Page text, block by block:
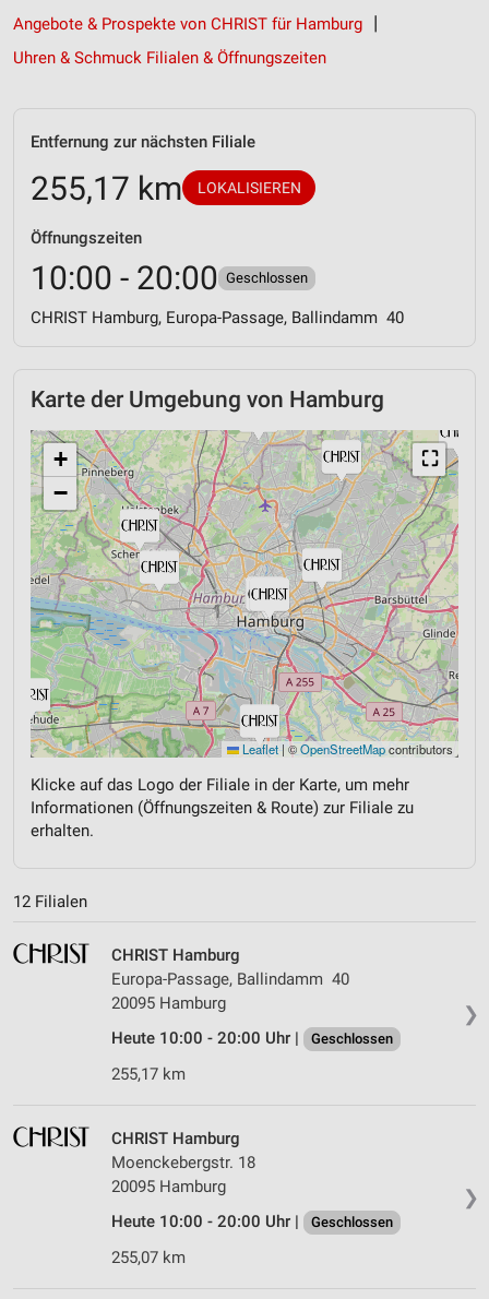
Angebote & Prospekte von CHRIST für Hamburg
Uhren & Schmuck Filialen & Öffnungszeiten
Entfernung zur nächsten Filiale
255,17 km LOKALISIEREN
Öffnungszeiten
10:00 - 20:00 Geschlossen
CHRIST Hamburg, Europa-Passage, Ballindamm 40
Karte der Umgebung von Hamburg
⛶
+
−
Leaflet | ©OpenStreetMapcontributors
Klicke auf das Logo der Filiale in der Karte, um mehr
Informationen (Öffnungszeiten & Route) zur Filiale zu
erhalten.
12 Filialen
❯
CHRIST Hamburg
Europa-Passage, Ballindamm 40
20095 Hamburg
Heute 10:00 - 20:00 Uhr |
Geschlossen
255,17 km
❯
CHRIST Hamburg
Moenckebergstr. 18
20095 Hamburg
Heute 10:00 - 20:00 Uhr |
Geschlossen
255,07 km